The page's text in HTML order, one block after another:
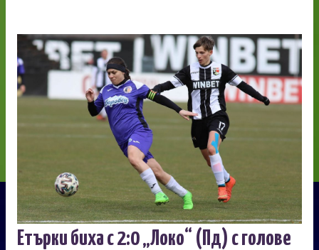
Етърки биха с 2:0 „Локо“ (Пд) с голове